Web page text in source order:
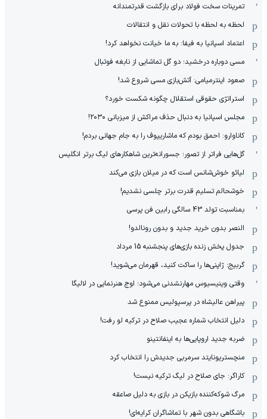
تمرینات سخت فولاد برای بازگشت قدرتمندانه
لحظه به لحظه با تحولات نقل و انتقالات
اعتماد اسپانیا به فیفا: به ما خیانت نخواهد کرد!
مسی دوباره درخشید؛ دو گل تماشایی از نابغه فوتبال
صعود اینترمیامی: آتش‌بازی مسی شروع شد!
استراتژی حقوقی استقلال چگونه شکست خورد؟
مجلس اسپانیا به دنبال حذف مراکش از میزبانی ۲۰۳۰!
کاناوارو: احمق بودم که ماشاریپوف را به جام جهانی بردم!
گل‌هایی فراتر از تصور؛ جسورانه‌ترین شاهکارهای لیگ برتر انگلیس
لیائو خوش‌شانس است که در میلان بازی می‌کند
خوشحالم تسلیم قدرت برتر چلسی نشدیم!
بمناسبت تولد 43 سالگی رابین فن پرسی
النصر بدون خرید جدید و بدون رونالدو!
جدول پخش زنده بازی‌های پنجشنبه 15 مرداد
گربیج: ژاپنی‌ها را ساکت کنید، قهرمان می‌شوید!
وقتی وینیسیوس مهارنشدنی می‌شود؛ اوج هنرنمایی در لالیگا
پیراهن عالیشاه در پرسپولیس ممنوع شد
دلیل انتخاب شماره عجیب صلاح در ترکیه لو رفت!
ضربه جدید اروپایی‌ها به اینفانتینو
منچستریونایتد سرمربی جدیدش را انتخاب کرد
کاراگر: جای صلاح در لیگ ترکیه نیست!
مرگ شوکه‌کننده بازیکن در بازی به دلیل صاعقه
باشگاهی بدون شهر با تماشاگران کرایه‌ای!